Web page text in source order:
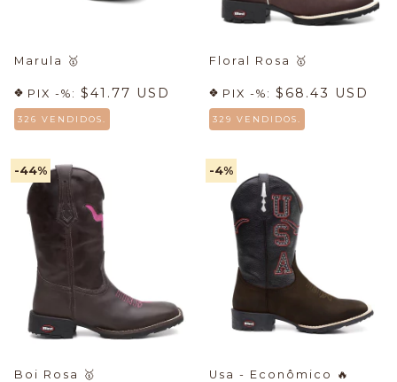
Marula 🥇
PIX -%: $41.77 USD
326 VENDIDOS.
Floral Rosa 🥇
PIX -%: $68.43 USD
329 VENDIDOS.
-44%
Boi Rosa 🥇
-4%
Usa - Econômico 🔥